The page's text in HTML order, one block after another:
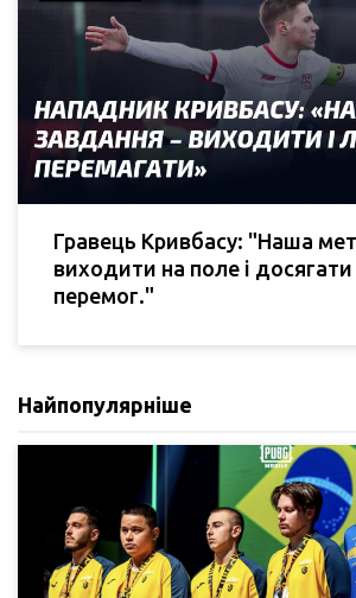
Гравець Кривбасу: "Наша
виходити на поле і
перемог."
Найпопулярніше